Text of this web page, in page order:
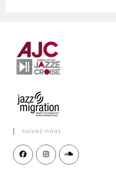
suivez-nous